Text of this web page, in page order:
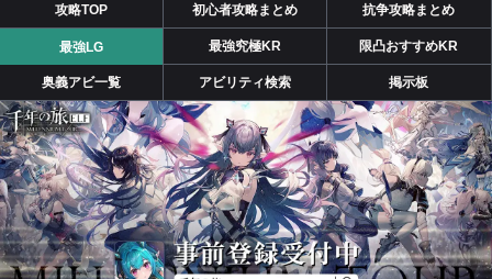
攻略TOP 初心者攻略まとめ 抗争攻略まとめ
最強LG 最強究極KR 限凸おすすめKR
奥義アビ一覧 アビリティ検索 掲示板